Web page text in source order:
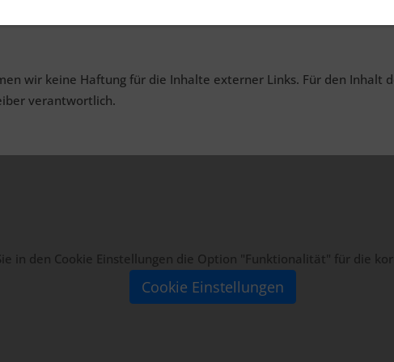
zeitweise oder endgültig einzustellen.
wir keine Haftung für die Inhalte externer Links. Für den Inhalt
verantwortlich.
in den Cookie Einstellungen die Option "Funktionalität" für die
Cookie Einstellungen